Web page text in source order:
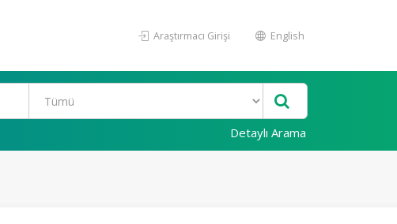
Araştırmacı Girişi English
Detaylı Arama